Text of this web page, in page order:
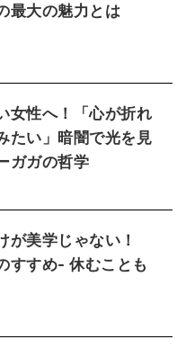
最大の魅力とは
女性へ！「心が折れ
たい」暗闇で光を見
ガガの哲学
が美学じゃない！
すすめ- 休むことも